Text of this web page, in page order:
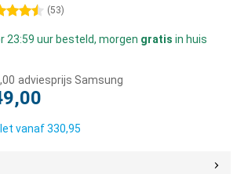
(53)
23:59 uur besteld, morgen gratis in huis
adviesprijs Samsung
vanaf330,95